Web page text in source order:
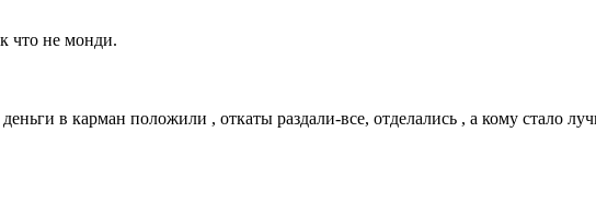
что не монди.
в карман положили , откаты раздали-все, отделались , а кому стало